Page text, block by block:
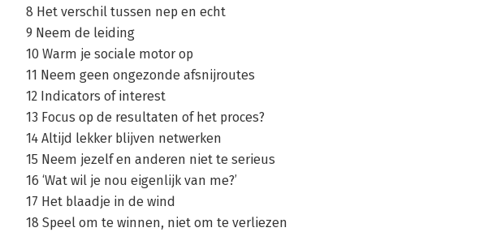
8 Het verschil tussen nep en echt
9 Neem de leiding
10 Warm je sociale motor op
11 Neem geen ongezonde afsnijroutes
12 Indicators of interest
13 Focus op de resultaten of het proces?
14 Altijd lekker blijven netwerken
15 Neem jezelf en anderen niet te serieus
16 ‘Wat wil je nou eigenlijk van me?’
17 Het blaadje in de wind
18 Speel om te winnen, niet om te verliezen